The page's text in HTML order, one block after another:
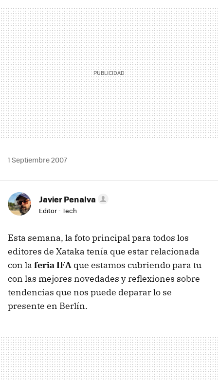
MAIL
1 Septiembre 2007
Javier Penalva
Editor - Tech
Esta semana, la foto principal para todos los
editores de Xataka tenía que estar relacionada
con la feria IFA que estamos cubriendo para tu
con las mejores novedades y reflexiones sobre
tendencias que nos puede deparar lo se
presente en Berlín.